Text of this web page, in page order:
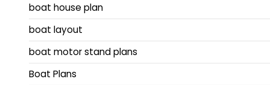
boat house plan
boat layout
boat motor stand plans
Boat Plans